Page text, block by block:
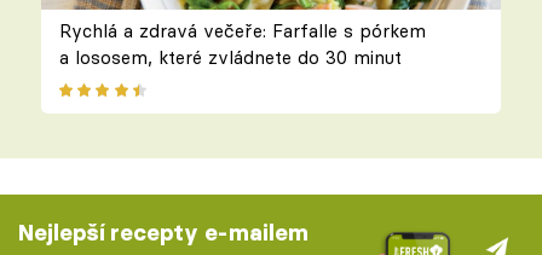
Rychlá a zdravá večeře: Farfalle s pórkem
a lososem, které zvládnete do 30 minut
Nejlepší recepty e-mailem